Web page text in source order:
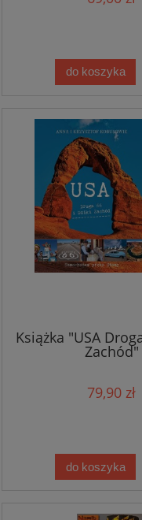
do koszyka
Książka "USA
Zachód"
79,90 zł
do koszyka